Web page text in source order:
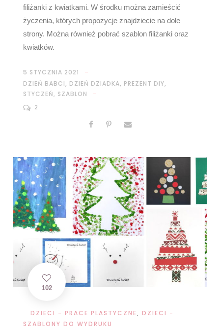
filiżanki z kwiatkami. W środku można zamieścić
życzenia, których propozycje znajdziecie na dole
strony. Można również pobrać szablon filiżanki oraz
kwiatków.
5 STYCZNIA 2021
DZIEŃ BABCI, DZIEŃ DZIADKA, PREZENT DIY,
STYCZEŃ, SZABLON
2
102
DZIECI - PRACE PLASTYCZNE, DZIECI -
SZABLONY DO WYDRUKU